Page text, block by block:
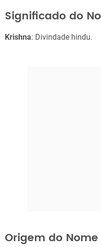
Significado do
Krishna: Divindade hindu.
Origem do